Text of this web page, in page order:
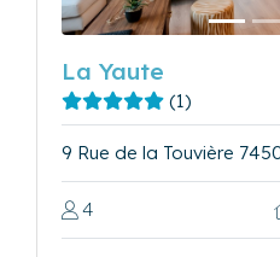
La Yaute
(1)
9 Rue de la Touvière
4